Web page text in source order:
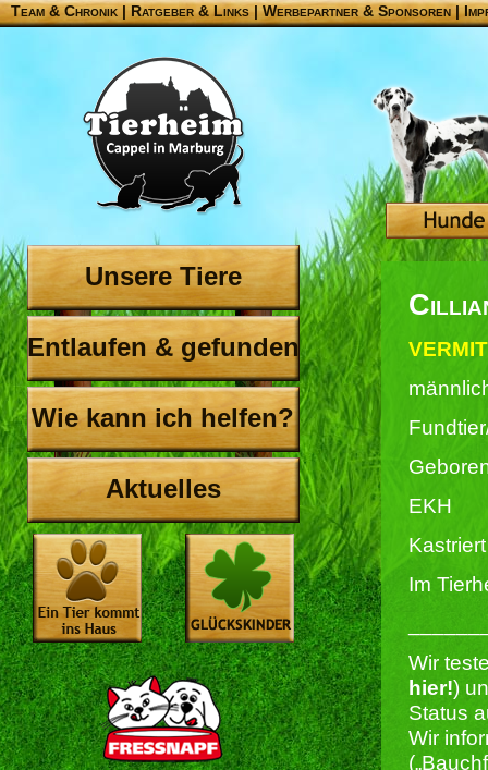
Team & Chronik |Ratgeber & Links|Werbepartner & Sponsoren|
Unsere Tiere
Entlaufen & gefunden
Wie kann ich helfen?
Aktuelles
EKH
Im
Wir
hier!)
Status
Wir